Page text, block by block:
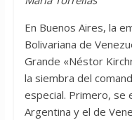
En Buenos Aires, la
Bolivariana de
Grande «Néstor
la siembra del
especial. Primero, se
Argentina y el de